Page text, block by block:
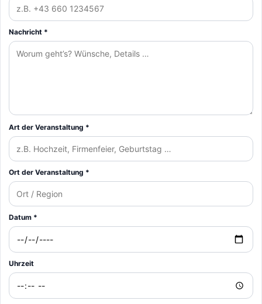
Nachricht *
Art der Veranstaltung *
Ort der Veranstaltung *
Datum *
Uhrzeit